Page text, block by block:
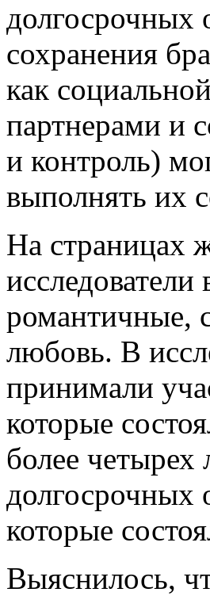
долгосрочных
сохранения
как
партнерами и
и контроль)
выполнять их
На страницах
романтичные,
любовь. В
принимали
которые
более
долгосрочных
которые
Выяснилось,